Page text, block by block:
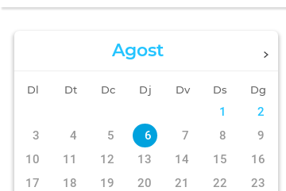
Agost
Dl Dt Dc Dj Dv Ds Dg
1
2
3
4 5 6 7 8
9
10
11 12 13 14 15
16
17
18 19 20 21 22
23